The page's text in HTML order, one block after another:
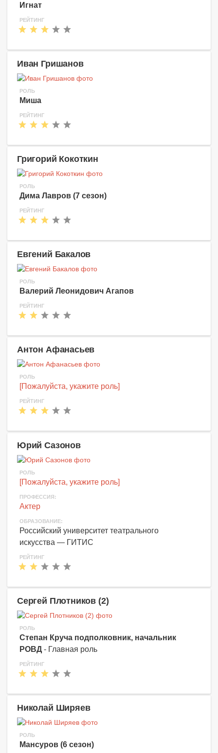
Игнат
РЕЙТИНГ
Иван Гришанов
РОЛЬ
Миша
РЕЙТИНГ
Григорий Кокоткин
РОЛЬ
Дима Лавров (7 сезон)
РЕЙТИНГ
Евгений Бакалов
РОЛЬ
Валерий Леонидович Агапов
РЕЙТИНГ
Антон Афанасьев
РОЛЬ
[Пожалуйста, укажите роль]
РЕЙТИНГ
Юрий Сазонов
РОЛЬ
[Пожалуйста, укажите роль]
ПРОФЕССИЯ:
Актер
ОБРАЗОВАНИЕ:
Российский университет театрального
искусства — ГИТИС
РЕЙТИНГ
Сергей Плотников (2)
РОЛЬ
Степан Круча подполковник, начальник
РОВД - Главная роль
РЕЙТИНГ
Николай Ширяев
РОЛЬ
Мансуров (6 сезон)